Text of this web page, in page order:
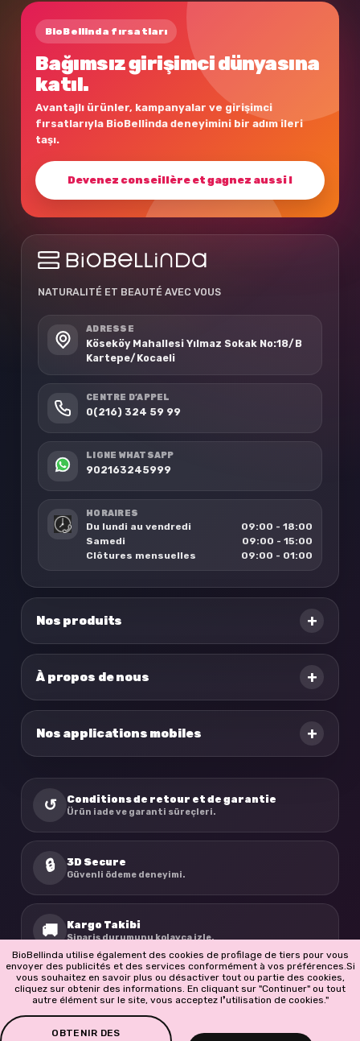
BioBellinda fırsatları
Bağımsız girişimci dünyasına
katıl.
Avantajlı ürünler, kampanyalar ve girişimci
fırsatlarıyla BioBellinda deneyimini bir adım ileri
taşı.
Devenez conseillère et gagnez aussi !
NATURALITÉ ET BEAUTÉ AVEC VOUS
ADRESSE
Köseköy Mahallesi Yılmaz Sokak No:18/B
Kartepe/Kocaeli
CENTRE D’APPEL
0(216) 324 59 99
LIGNE WHATSAPP
902163245999
HORAIRES
Du lundi au vendredi
09:00 - 18:00
Samedi
09:00 - 15:00
Clôtures mensuelles
09:00 - 01:00
Nos produits +
À propos de nous +
Nos applications mobiles +
↺ Conditions de retour et de garantie
Ürün iade ve garanti süreçleri.
🔒 3D Secure
Güvenli ödeme deneyimi.
🚚 Kargo Takibi
Sipariş durumunu kolayca izle.
☘ BioBellinda
Doğadan ilham alan ürünler.
BioBellinda utilise également des cookies de profilage de tiers pour vous
envoyer des publicités et des services conformément à vos préférences.Si
vous souhaitez en savoir plus ou désactiver tout ou partie des cookies,
cliquez sur obtenir des informations. En cliquant sur "Continuer" ou tout
autre élément sur le site, vous acceptez l❜utilisation de cookies."
OBTENIR DES